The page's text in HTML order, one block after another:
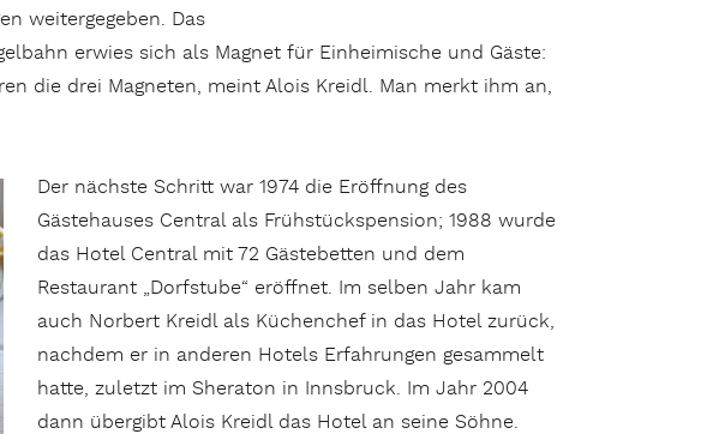
weitergegeben. Das
erwies sich als Magnet für Einheimische und Gäste:
die drei Magneten, meint Alois Kreidl. Man merkt ihm an,
Der nächste Schritt war 1974 die Eröffnung des
Gästehauses Central als Frühstückspension; 1988 wurde
das Hotel Central mit 72 Gästebetten und dem
Restaurant „Dorfstube“ eröffnet. Im selben Jahr kam
auch Norbert Kreidl als Küchenchef in das Hotel zurück,
nachdem er in anderen Hotels Erfahrungen gesammelt
hatte, zuletzt im Sheraton in Innsbruck. Im Jahr 2004
dann übergibt Alois Kreidl das Hotel an seine Söhne.